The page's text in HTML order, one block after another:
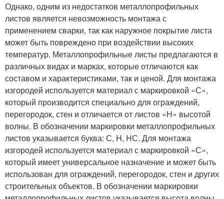
Однако, одним из недостатков металлопрофильных
листов является невозможность монтажа с
применением сварки, так как наружное покрытие листа
может быть повреждено при воздействии высоких
температур. Металлопрофильные листы предлагаются в
различных видах и марках, которые отличаются как
составом и характеристиками, так и ценой. Для монтажа
изгородей используется материал с маркировкой «С»,
который производится специально для ограждений,
перегородок, стен и отличается от листов «Н» высотой
волны. В обозначении маркировки металлопрофильных
листов указывается буква: С, H, HС. Для монтажа
изгородей используется материал с маркировкой «С»,
который имеет универсальное назначение и может быть
использован для ограждений, перегородок, стен и других
строительных объектов. В обозначении маркировки